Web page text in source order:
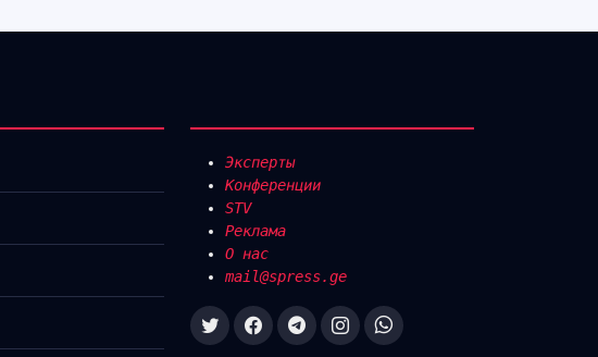
Эксперты
Конференции
STV
Реклама
О нас
mail@spress.ge